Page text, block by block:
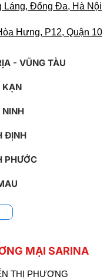
Láng, Đống Đa, Hà Nội
Hưng, P12, Quận 10
- VŨNG TÀU
KẠN
NINH
ĐỊNH
PHƯỚC
MẠI SARINA
THỊ PHƯƠNG